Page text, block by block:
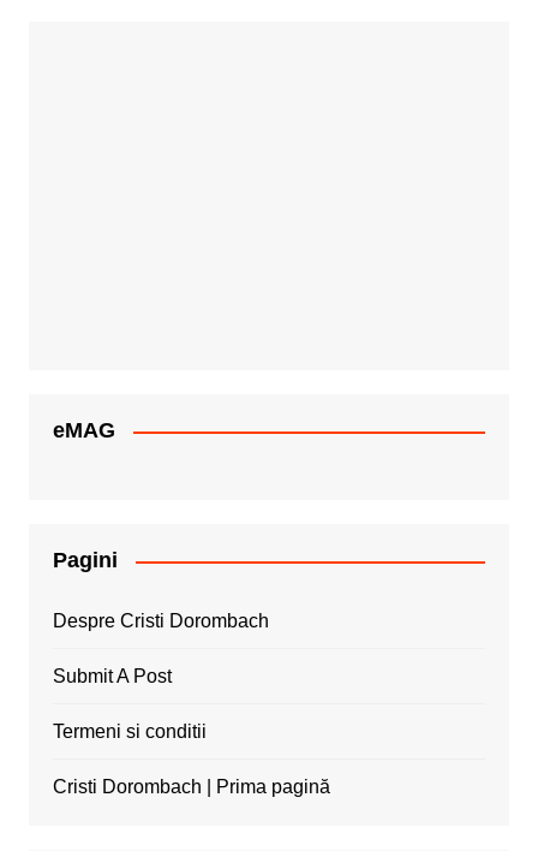
eMAG
Pagini
Despre Cristi Dorombach
Submit A Post
Termeni si conditii
Cristi Dorombach | Prima pagină